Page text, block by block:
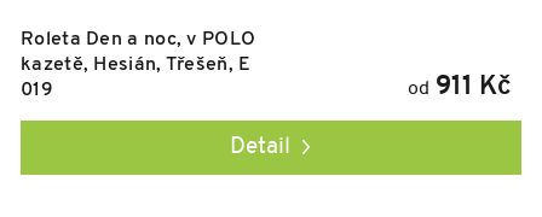
Roleta Den a noc, v POLO
kazetě, Hesián, Třešeň, E
019
od 911 Kč
Detail